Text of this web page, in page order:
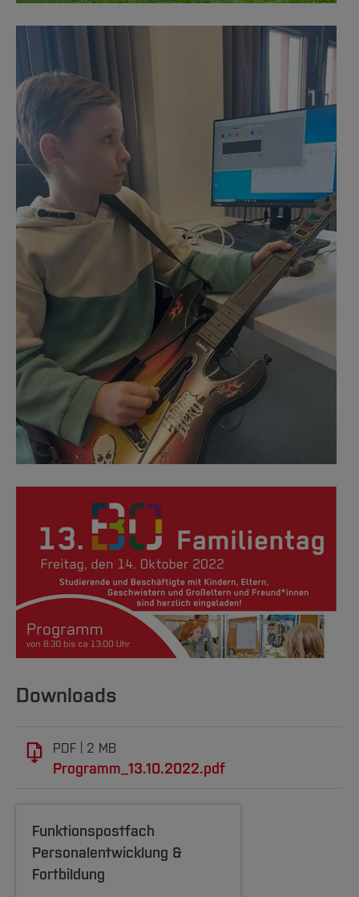
Downloads
PDF 2 MB
Programm_13.10.2022.pdf
Funktionspostfach
Personalentwicklung &
Fortbildung